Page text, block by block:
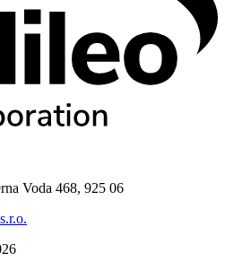
Voda 468, 925 06